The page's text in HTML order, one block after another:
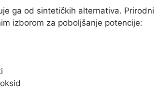
ga od sintetičkih alternativa. Prirodni
izborom za poboljšanje potencije: